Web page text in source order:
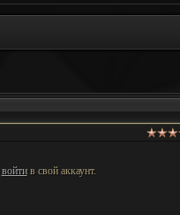
войтив свой аккаунт.